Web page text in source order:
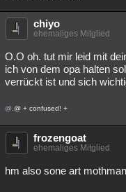
chiyo
ehemaliges Mitglied
O.O oh. tut mir leid mit
ich von dem opa halten
verrückt ist und sich
@. @ + confused! +
frozengoat
ehemaliges Mitglied
hm also sone art